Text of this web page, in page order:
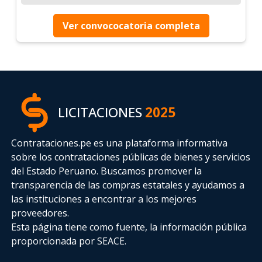
Ver convococatoria completa
LICITACIONES2025
Contrataciones.pe es una plataforma informativa
sobre los contrataciones públicas de bienes y servicios
del Estado Peruano. Buscamos promover la
transparencia de las compras estatalesy ayudamos a
las instituciones a encontrar a los mejores
proveedores.
Esta página tiene como fuente, la información pública
proporcionada por SEACE.